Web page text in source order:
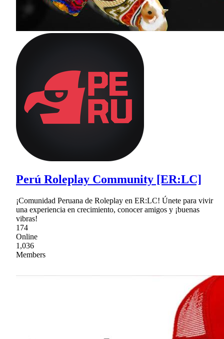
Perú Roleplay Community [ER:LC]
¡Comunidad Peruana de Roleplay en ER:LC! Únete para vivir
una experiencia en crecimiento, conocer amigos y ¡buenas
vibras!
174
Online
1,036
Members